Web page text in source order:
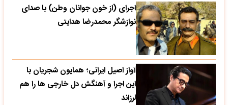
اجرای (از خون جوانان وطن) با صدای
نوازشگر محمدرضا هدایتی
آواز اصیل ایرانی؛ همایون شجریان با
این اجرا و آهنگش دل خارجی ها را هم
لرزاند